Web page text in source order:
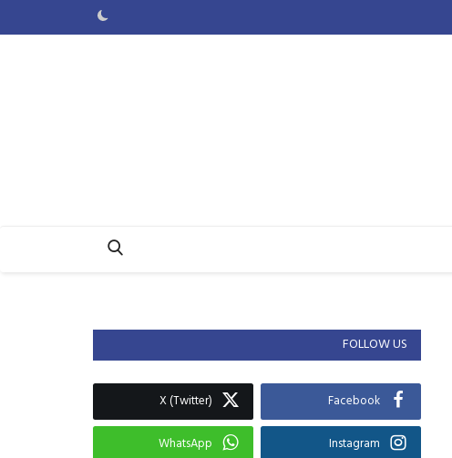
FOLLOW US
Facebook
X (Twitter)
Instagram
WhatsApp